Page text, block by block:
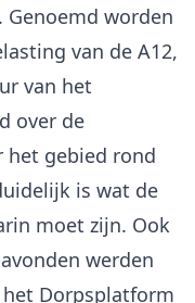
worden
van de A12,
van het
over de
het gebied rond
is wat de
moet zijn. Ook
werden
Dorpsplatform